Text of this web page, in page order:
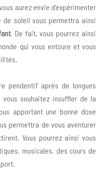
aurez envie d’expérimenter
de soleil vous permettra ainsi
. De fait, vous pourrez ainsi
qui vous entoure et vous
pendentif après de longues
souhaitez insuffler de la
apportant une bonne dose
permettra de vous aventurer
Vous pourrez ainsi vous
musicales, des cours de